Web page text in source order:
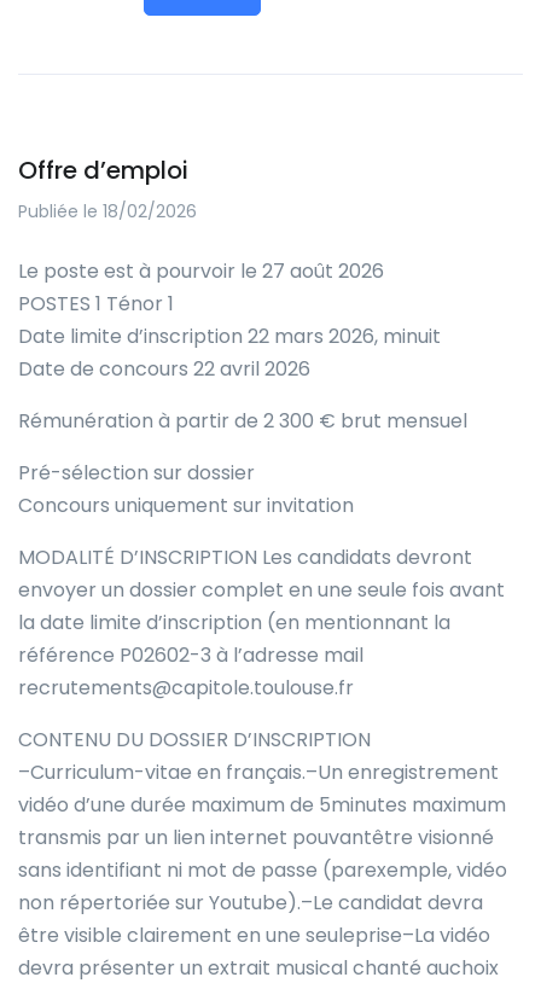
Offre d’emploi
Publiée le 18/02/2026
Le poste est à pourvoir le 27 août 2026
POSTES 1 Ténor 1
Date limite d’inscription 22 mars 2026, minuit
Date de concours 22 avril 2026
Rémunération à partir de 2 300 € brut mensuel
Pré-sélection sur dossier
Concours uniquement sur invitation
MODALITÉ D’INSCRIPTION Les candidats devront
envoyer un dossier complet en une seule fois avant
la date limite d’inscription (en mentionnant la
référence P02602-3 à l’adresse mail
recrutements@capitole.toulouse.fr
CONTENU DU DOSSIER D’INSCRIPTION
–Curriculum-vitae en français.–Un enregistrement
vidéo d’une durée maximum de 5minutes maximum
transmis par un lien internet pouvantêtre visionné
sans identifiant ni mot de passe (parexemple, vidéo
non répertoriée sur Youtube).–Le candidat devra
être visible clairement en une seuleprise–La vidéo
devra présenter un extrait musical chanté auchoix